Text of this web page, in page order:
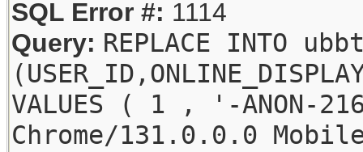
SQL Error #: 1114
Query: REPLACE INTO
VALUES ( 1 , '-
Chrome/131.0.0.0